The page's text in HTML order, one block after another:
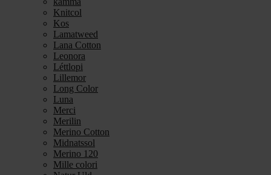
Knitcol
Kos
Lamatweed
Lana Cotton
Leonora
Léttlopi
Lillemor
Long Color
Luna
Merci
Merilin
Merino Cotton
Midnatssol
Merino 120
Mille colori